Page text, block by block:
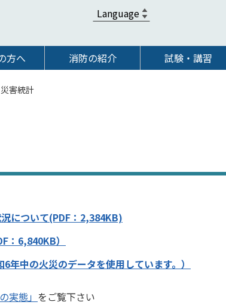
方へ 消防の紹介 試験・講習
災害統計
について(PDF：2,384KB)
：6,840KB）
中の火災のデータを使用しています。）
実態」 をご覧下さい